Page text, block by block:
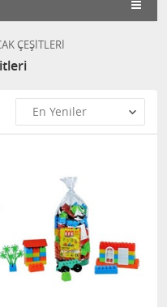
ÇEŞİTLERİ